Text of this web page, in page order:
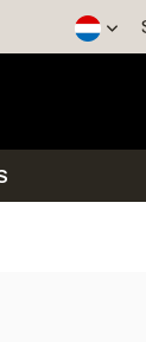
beschikbaar